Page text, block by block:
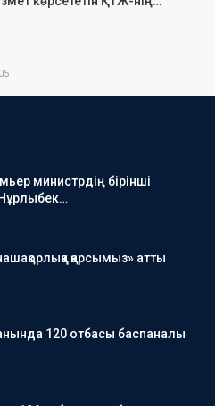
министрдің бірінші
қарсымыз» атты
120 отбасы баспаналы